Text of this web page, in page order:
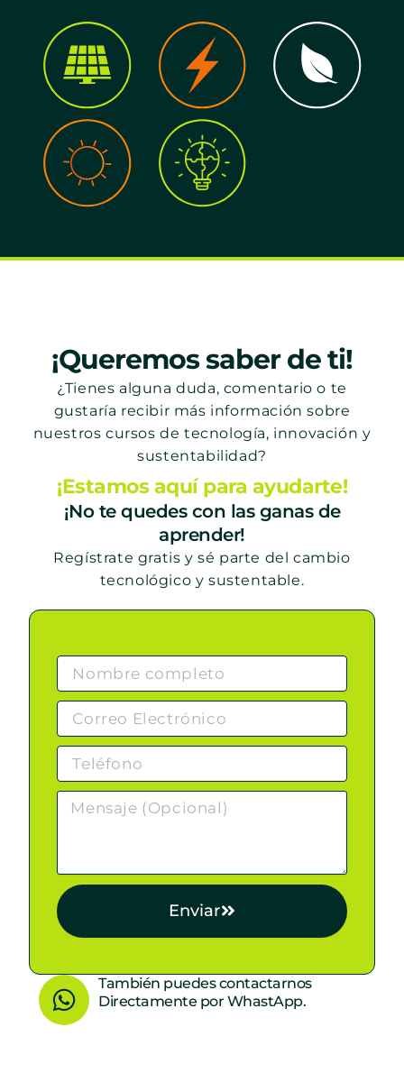
¡Queremos saber de ti!
¿Tienes alguna duda, comentario o te
gustaría recibir más información sobre
nuestros cursos de tecnología, innovación y
sustentabilidad?
¡Estamos aquí para ayudarte!
¡No te quedes con las ganas de
aprender!
Regístrate gratis y sé parte del cambio
tecnológico y sustentable.
Enviar
W
h
También puedes contactarnos
Directamente por WhastApp.